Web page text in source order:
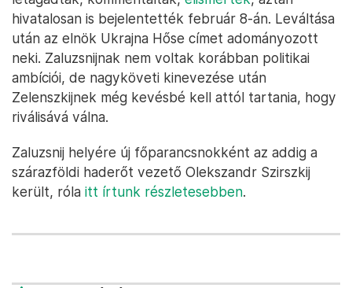
hivatalosan is bejelentették február 8-án. Leváltása
után az elnök Ukrajna Hőse címet adományozott
neki. Zaluzsnijnak nem voltak korábban politikai
ambíciói, de nagyköveti kinevezése után
Zelenszkijnek még kevésbé kell attól tartania, hogy
riválisává válna.
Zaluzsnij helyére új főparancsnokként az addig a
szárazföldi haderőt vezető Olekszandr Szirszkij
került, róla itt írtunk részletesebben.